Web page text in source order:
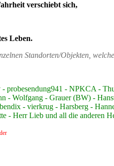
verschiebt sich,
Leben.
Standorten/Objekten,
probesendung941 - NPKCA -
- Wolfgang - Grauer (BW) -
- vierkrug - Harsberg -
- Herr Lieb und all die anderen